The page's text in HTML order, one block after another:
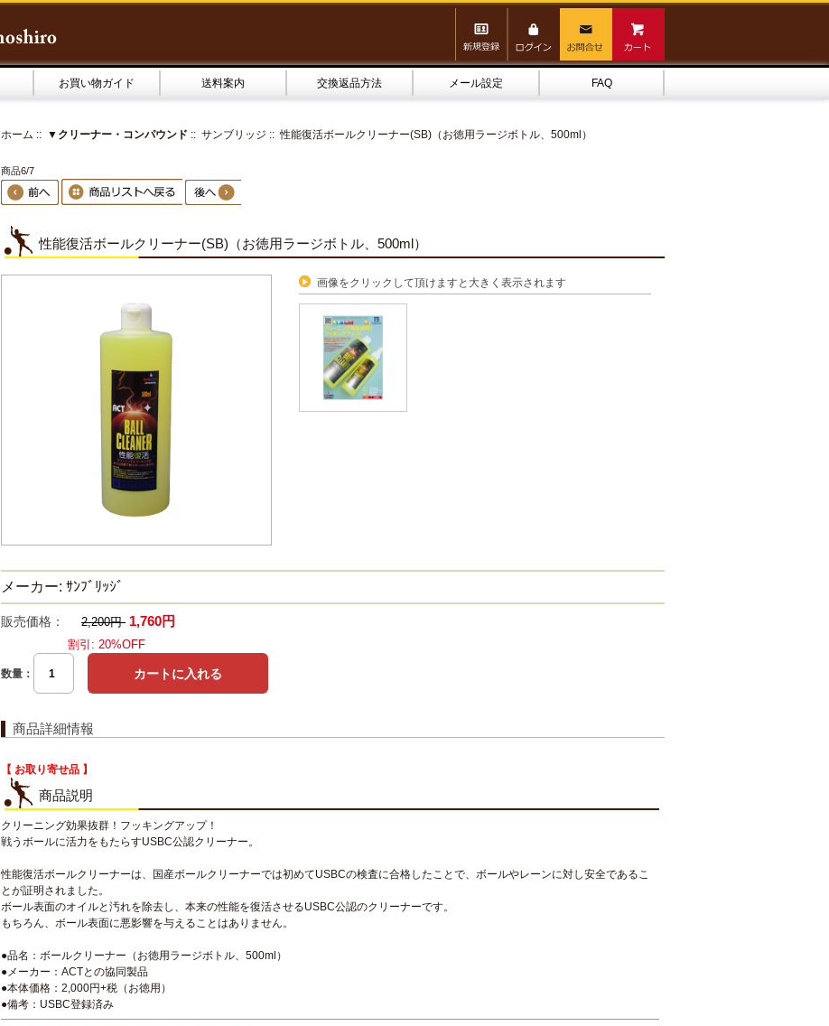
お買い物ガイド 送料案内 交換返品方法 メール設定 FAQ
ホーム :: ▼クリーナー・コンパウンド :: サンブリッジ :: 性能復活ボールクリーナー(SB)（お徳用ラージボトル、500ml）
商品6/7
性能復活ボールクリーナー(SB)（お徳用ラージボトル、500ml）
画像をクリックして頂けますと大きく表示されます
メーカー: ｻﾝﾌﾞﾘｯｼﾞ
販売価格： 2,200円 1,760円
割引: 20%OFF
数量：
商品詳細情報
【 お取り寄せ品 】
商品説明
クリーニング効果抜群！フッキングアップ！
戦うボールに活力をもたらすUSBC公認クリーナー。
性能復活ボールクリーナーは、国産ボールクリーナーでは初めてUSBCの検査に合格したことで、ボールやレーンに対し安全であるこ
とが証明されました。
ボール表面のオイルと汚れを除去し、本来の性能を復活させるUSBC公認のクリーナーです。
もちろん、ボール表面に悪影響を与えることはありません。
●品名：ボールクリーナー（お徳用ラージボトル、500ml）
●メーカー：ACTとの協同製品
●本体価格：2,000円+税（お徳用）
●備考：USBC登録済み